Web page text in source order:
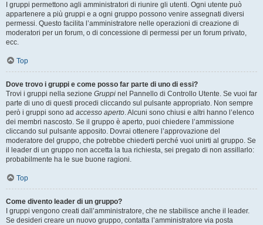
I gruppi permettono agli amministratori di riunire gli utenti. Ogni utente può
appartenere a più gruppi e a ogni gruppo possono venire assegnati diversi
permessi. Questo facilita l’amministratore nelle operazioni di creazione di
moderatori per un forum, o di concessione di permessi per un forum privato,
ecc.
Top
Dove trovo i gruppi e come posso far parte di uno di essi?
Trovi i gruppi nella sezione Gruppi nel Pannello di Controllo Utente. Se vuoi far
parte di uno di questi procedi cliccando sul pulsante appropriato. Non sempre
però i gruppi sono ad accesso aperto. Alcuni sono chiusi e altri hanno l’elenco
dei membri nascosto. Se il gruppo è aperto, puoi chiedere l’ammissione
cliccando sul pulsante apposito. Dovrai ottenere l’approvazione del
moderatore del gruppo, che potrebbe chiederti perché vuoi unirti al gruppo. Se
il leader di un gruppo non accetta la tua richiesta, sei pregato di non assillarlo:
probabilmente ha le sue buone ragioni.
Top
Come divento leader di un gruppo?
I gruppi vengono creati dall’amministratore, che ne stabilisce anche il leader.
Se desideri creare un nuovo gruppo, contatta l’amministratore via posta